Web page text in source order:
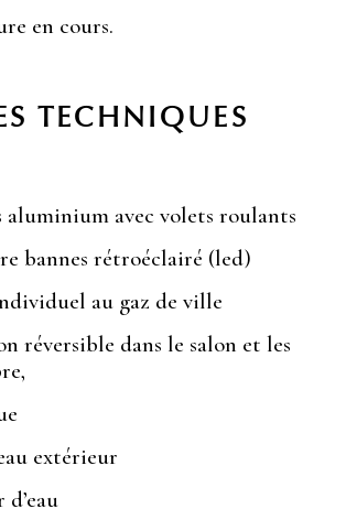
en cours.
TECHNIQUES
aluminium avec volets roulants
bannes rétroéclairé (led)
au gaz de ville
réversible dans le salon et les
extérieur